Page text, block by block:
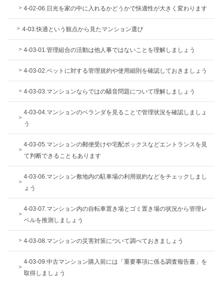
4-02-06.日光を家の中に入れるかどうかで快適性が大きく変わります
4-03.快適という観点から見たマンション選び
4-03-01.管理組合の活動は他人事ではないことを理解しましょう
4-03-02.ペットに対する管理規約や使用細則を確認しておきましょう
4-03-03.マンションならではの騒音問題について理解しましょう
4-03-04.マンションのベランダを見ることで管理状況を確認しましょ
う
4-03-05.マンションの郵便受けや宅配ボックスなどエントランスを見
て判断できることもあります
4-03-06.マンション敷地内の駐車場の利用規約などをチェックしまし
ょう
4-03-07.マンション内の自転車置き場とゴミ置き場の状況から管理レ
ベルを推測しましょう
4-03-08.マンションの災害対策について調べておきましょう
4-03-09.中古マンション購入前には「重要事項に係る調査報告書」を
取得しましょう